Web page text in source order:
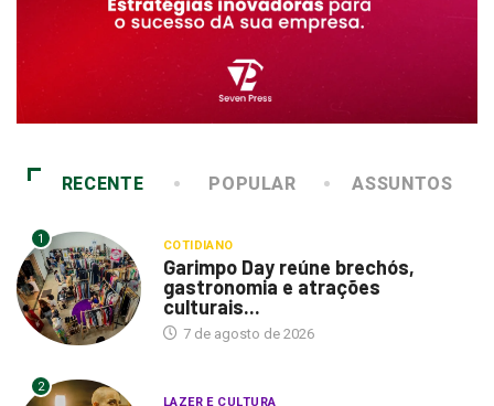
RECENTE POPULAR ASSUNTOS
1 COTIDIANO
Garimpo Day reúne brechós,
gastronomia e atrações
culturais...
7 de agosto de 2026
2
LAZER E CULTURA